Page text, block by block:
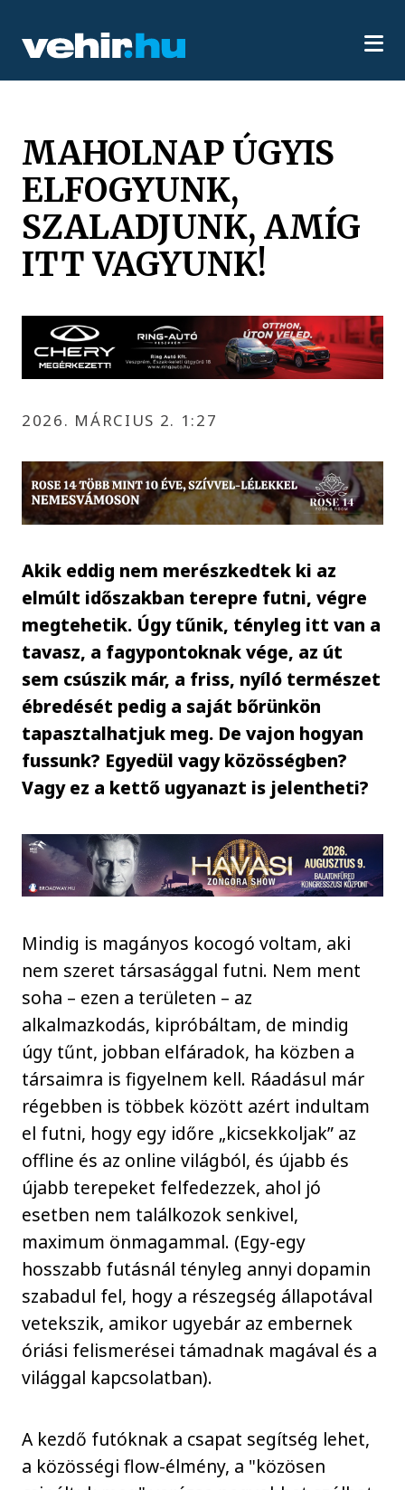
MAHOLNAP ÚGYIS
ELFOGYUNK,
SZALADJUNK, AMÍG
ITT VAGYUNK!
2026. MÁRCIUS 2. 1:27
Akik eddig nem merészkedtek ki az
elmúlt időszakban terepre futni, végre
megtehetik. Úgy tűnik, tényleg itt van a
tavasz, a fagypontoknak vége, az út
sem csúszik már, a friss, nyíló természet
ébredését pedig a saját bőrünkön
tapasztalhatjuk meg. De vajon hogyan
fussunk? Egyedül vagy közösségben?
Vagy ez a kettő ugyanazt is jelentheti?
Mindig is magányos kocogó voltam, aki
nem szeret társasággal futni. Nem ment
soha – ezen a területen – az
alkalmazkodás, kipróbáltam, de mindig
úgy tűnt, jobban elfáradok, ha közben a
társaimra is figyelnem kell. Ráadásul már
régebben is többek között azért indultam
el futni, hogy egy időre „kicsekkoljak” az
offline és az online világból, és újabb és
újabb terepeket felfedezzek, ahol jó
esetben nem találkozok senkivel,
maximum önmagammal. (Egy-egy
hosszabb futásnál tényleg annyi dopamin
szabadul fel, hogy a részegség állapotával
vetekszik, amikor ugyebár az embernek
óriási felismerései támadnak magával és a
világgal kapcsolatban).
A kezdő futóknak a csapat segítség lehet,
a közösségi flow-élmény, a "közösen